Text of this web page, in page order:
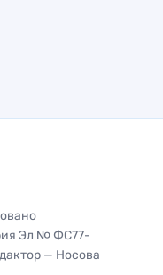
Эл № ФС77-
— Носова